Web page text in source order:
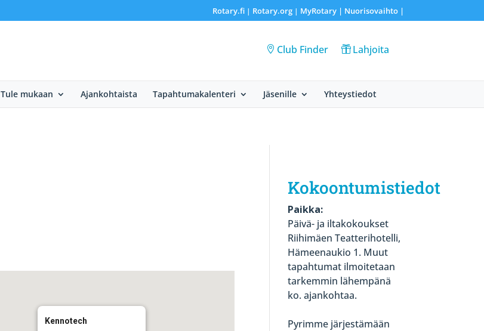
Rotary.fi| Rotary.org| MyRotary | Nuorisovaihto|
Club Finder Lahjoita
Tule mukaan Ajankohtaista Tapahtumakalenteri Jäsenille Yhteystiedot
Kennotech
Kokoontumistiedot
Paikka:
Päivä- ja iltakokoukset
Riihimäen Teatterihotelli,
Hämeenaukio 1. Muut
tapahtumat ilmoitetaan
tarkemmin lähempänä
ko. ajankohtaa.
Pyrimme järjestämään